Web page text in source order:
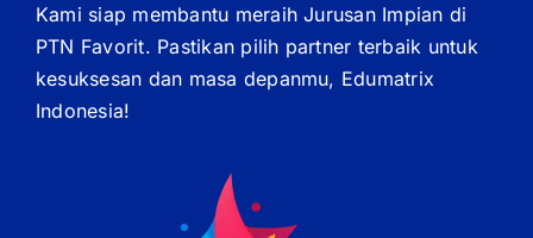
Kami siap membantu meraih Jurusan Impian di
PTN Favorit. Pastikan pilih partner terbaik untuk
kesuksesan dan masa depanmu, Edumatrix
Indonesia!